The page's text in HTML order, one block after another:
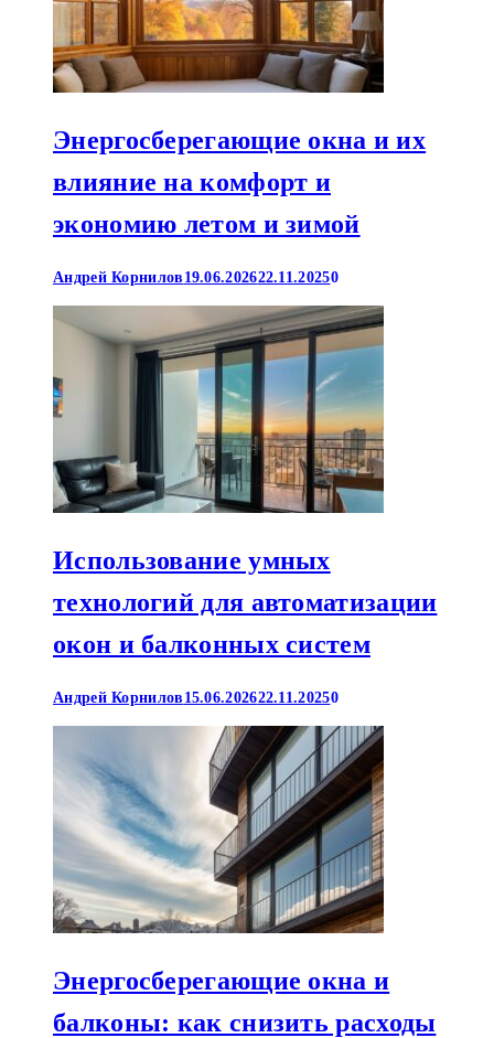
Энергосберегающие окна и их
влияние на комфорт и
экономию летом и зимой
Андрей Корнилов 19.06.202622.11.20250
Использование умных
технологий для автоматизации
окон и балконных систем
Андрей Корнилов 15.06.202622.11.20250
Энергосберегающие окна и
балконы: как снизить расходы